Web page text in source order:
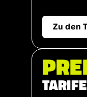
Zu den
TARIFE